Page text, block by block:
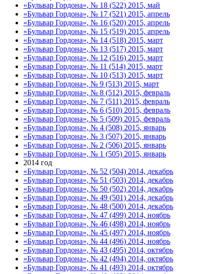
«Бульвар Гордона», № 18 (522) 2015, май
«Бульвар Гордона», № 17 (521) 2015, апрель
«Бульвар Гордона», № 16 (520) 2015, апрель
«Бульвар Гордона», № 15 (519) 2015, апрель
«Бульвар Гордона», № 14 (518) 2015, март
«Бульвар Гордона», № 13 (517) 2015, март
«Бульвар Гордона», № 12 (516) 2015, март
«Бульвар Гордона», № 11 (514) 2015, март
«Бульвар Гордона», № 10 (513) 2015, март
«Бульвар Гордона», № 9 (513) 2015, март
«Бульвар Гордона», № 8 (512) 2015, февраль
«Бульвар Гордона», № 7 (511) 2015, февраль
«Бульвар Гордона», № 6 (510) 2015, февраль
«Бульвар Гордона», № 5 (509) 2015, февраль
«Бульвар Гордона», № 4 (508) 2015, январь
«Бульвар Гордона», № 3 (507) 2015, январь
«Бульвар Гордона», № 2 (506) 2015, январь
«Бульвар Гордона», № 1 (505) 2015, январь
2014 год
«Бульвар Гордона», № 52 (504) 2014, декабрь
«Бульвар Гордона», № 51 (503) 2014, декабрь
«Бульвар Гордона», № 50 (502) 2014, декабрь
«Бульвар Гордона», № 49 (501) 2014, декабрь
«Бульвар Гордона», № 48 (500) 2014, декабрь
«Бульвар Гордона», № 47 (499) 2014, ноябрь
«Бульвар Гордона», № 46 (498) 2014, ноябрь
«Бульвар Гордона», № 45 (497) 2014, ноябрь
«Бульвар Гордона», № 44 (496) 2014, ноябрь
«Бульвар Гордона», № 43 (495) 2014, октябрь
«Бульвар Гордона», № 42 (494) 2014, октябрь
«Бульвар Гордона», № 41 (493) 2014, октябрь